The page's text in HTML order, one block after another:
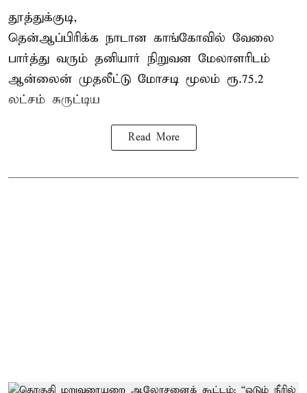
தூத்துக்குடி,
தென்ஆப்பிரிக்க நாடான காங்கோவில் வேலை
பார்த்து வரும் தனியார் நிறுவன மேலாளரிடம்
ஆன்லைன் முதலீட்டு மோசடி மூலம் ரூ.75.2
லட்சம் சுருட்டிய
Read More